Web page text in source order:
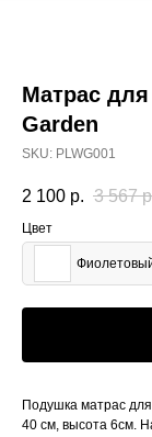
Матрас
Garden
SKU: PLWG001
2 100 р. 3 567
Цвет
Подушка матрас
40 см, высота 6см.